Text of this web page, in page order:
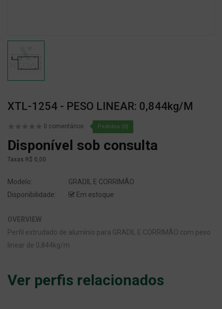
XTL-1254 - PESO LINEAR: 0,844kg/m
0 comentários Pedidos (0)
Disponível sob consulta
Taxas R$ 0,00
Modelo:
GRADIL E CORRIMÃO
Disponibilidade:
Em estoque
OVERVIEW
Perfil extrudado de alumínio para GRADIL E CORRIMÃO com peso
linear de 0,844kg/m.
Ver perfis relacionados